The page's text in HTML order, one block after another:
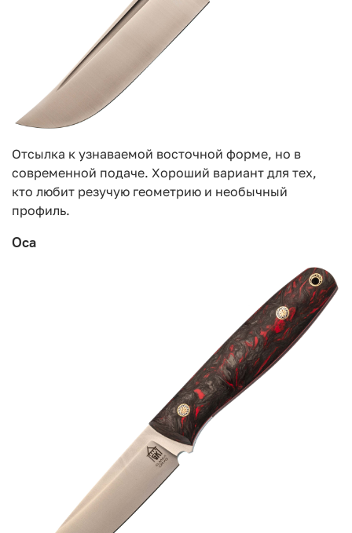
Отсылка к узнаваемой восточной форме, но в
современной подаче. Хороший вариант для тех,
кто любит резучую геометрию и необычный
профиль.
Оса